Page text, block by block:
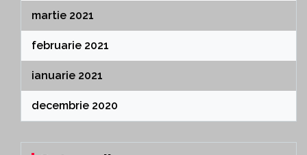
martie 2021
februarie 2021
ianuarie 2021
decembrie 2020